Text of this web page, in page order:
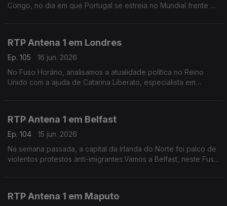
Congo, no dia em que Portugal se estreia no Mundial frente à
RTP Antena 1 em Londres
Ep. 105
16 jun. 2026
No Fuso Horário, analisamos a atualidade política no Reino
Unido com a ajuda de Catarina Liberato, especialista em
RTP Antena 1 em Belfast
Ep. 104
15 jun. 2026
Na semana passada, a capital da Irlanda do Norte foi palco de
violentos protestos anti-imigrantes.Vamos a Belfast, neste Fuso
RTP Antena 1 em Maputo